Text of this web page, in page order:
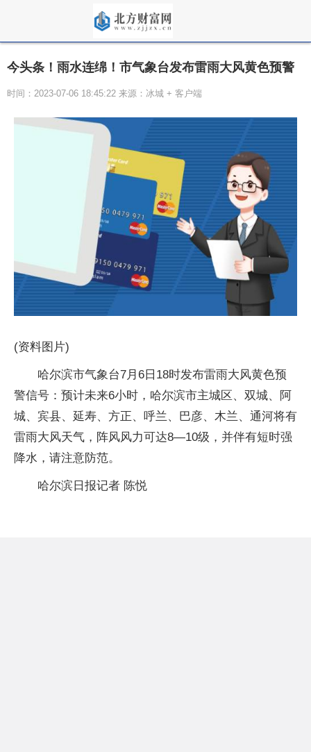
今头条！雨水连绵！市气象台发布雷雨大风黄色预警
时间：2023-07-06 18:45:22 来源：冰城 + 客户端
(资料图片)
哈尔滨市气象台7月6日18时发布雷雨大风黄色预
警信号：预计未来6小时，哈尔滨市主城区、双城、阿
城、宾县、延寿、方正、呼兰、巴彦、木兰、通河将有
雷雨大风天气，阵风风力可达8—10级，并伴有短时强
降水，请注意防范。
哈尔滨日报记者 陈悦